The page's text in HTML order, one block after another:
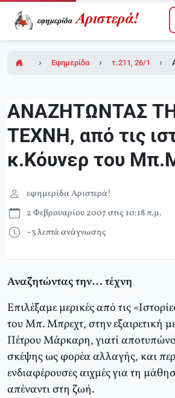
Εφημερίδα Αριστερά!τ.211, 26/1/2007
ΑΝΑΖΗΤΩΝΤΑΣ
ΤΕΧΝΗ, από τις
κ.Κόυνερ του
εφημερίδα Αριστερά!
2 Φεβρουαρίου 2007 στις 10:18 π.μ.
~3 λεπτά ανάγνωσης
Αναζητώντας την… τέχνη
Επιλέξαμε μερικές από τις
του Μπ. Μπρεχτ, στην εξαιρετική
Πέτρου Μάρκαρη, γιατί
σκέψης ως φορέα αλλαγής, και
ενδιαφέρουσες αιχμές για τη
απέναντι στη ζωή.